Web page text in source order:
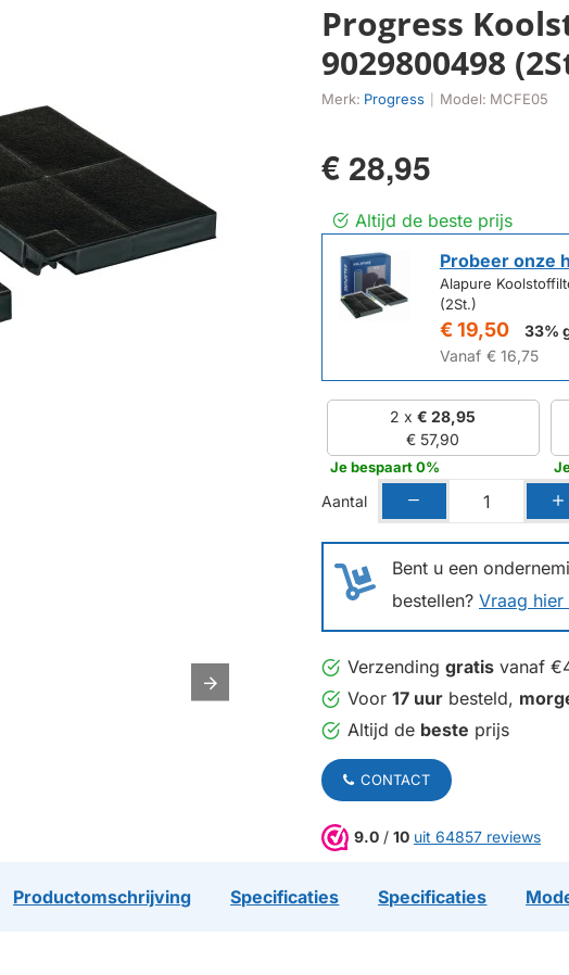
Progress
9029800498
Merk: Progress Model: MCFE05
€ 28,95
Altijd de beste prijs
Probeer onze
Alapure
(2St.)
€ 19,50
33%
Vanaf € 16,75
2 x€ 28,95
€ 57,90
Je bespaart 0%
Bent u een
bestellen? Vraag
Aantal
Verzending gratis vanaf
Voor 17 uur besteld,
Altijd de beste prijs
CONTACT
9.0 / 10 uit 64857 reviews
Productomschrijving Specificaties Specificaties